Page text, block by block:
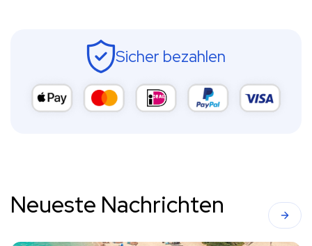
Sicher bezahlen
Neueste Nachrichten